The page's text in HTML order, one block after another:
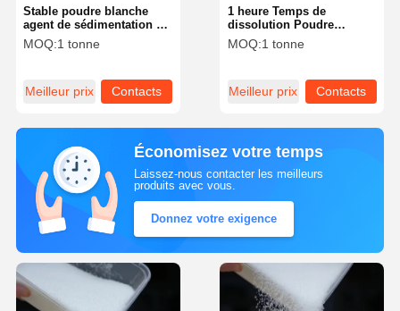
Stable poudre blanche
agent de sédimentation à
haute température 1h
Temps de dissolution
MOQ:1 tonne
Meilleur prix Contacts
1 heure Temps de
dissolution Poudre
blanche agent de
sédimentation à haute
MOQ:1 tonne
Meilleur prix Contacts
Économisez votre temps
Laissez-nous contacter les meilleurs
produits avec vous.
Donnez votre exigence